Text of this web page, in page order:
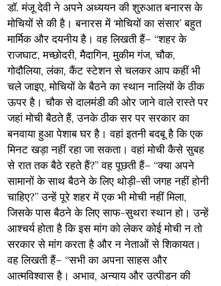
डॉ. मंजू देवी ने अपने अध्ययन की शुरुआत बनारस के
मोचियों से की है। बनारस में ‘मोचियों का संसार’ बहुत
मार्मिक और दयनीय है। वह लिखती हैं– “शहर के
राजघाट, मच्छोदरी, मैदागिन, मुकीम गंज, चौक,
गोदौलिया, लंका, कैंट स्टेशन से चलकर आप कहीं भी
चले जाइए, मोचियों के बैठने का स्थान नालियों के ठीक
ऊपर है। चौक से दालमंडी की ओर जाने वाले रास्ते पर
जहां मोची बैठते हैं, उनके ठीक सर पर सरकार का
बनवाया हुआ पेशाब घर है। वहां इतनी बदबू है कि एक
मिनट खड़ा नहीं रहा जा सकता। वहां मोची कैसे सुबह
से रात तक बैठे रहते हैं?” वह पूछती हैं– “क्या अपने
सामानों के साथ बैठने के लिए थोड़ी-सी जगह नहीं होनी
चाहिए?” उन्हें पूरे शहर में एक भी मोची नहीं मिला,
जिसके पास बैठने के लिए साफ-सुथरा स्थान हो। उन्हें
आश्चर्य होता है कि इस मांग को लेकर कोई मोची न तो
सरकार से मांग करता है और न नेताओं से शिकायत।
वह लिखती हैं– “सभी का अपना साहस और
आत्मविश्वास है। अभाव, अन्याय और उत्पीडन की